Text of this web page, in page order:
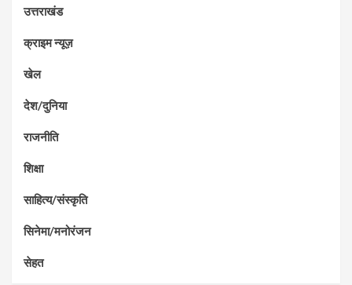
उत्तराखंड
क्राइम न्यूज़
खेल
देश/दुनिया
राजनीति
शिक्षा
साहित्य/संस्कृति
सिनेमा/मनोरंजन
सेहत